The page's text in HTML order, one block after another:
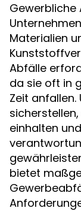
Gewerbliche
Materialien
Abfälle
da sie oft in
Zeit
einhalten
bietet